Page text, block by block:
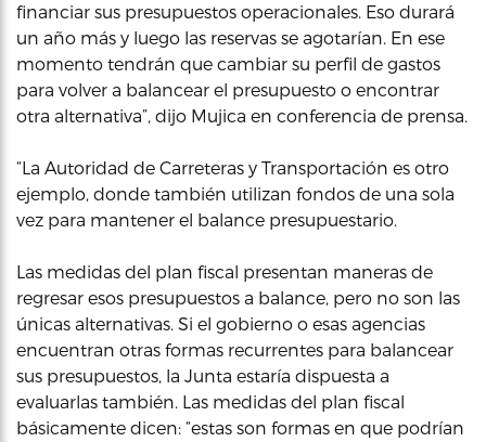
financiar sus presupuestos operacionales. Eso durará
un año más y luego las reservas se agotarían. En ese
momento tendrán que cambiar su perfil de gastos
para volver a balancear el presupuesto o encontrar
otra alternativa”, dijo Mujica en conferencia de prensa.
“La Autoridad de Carreteras y Transportación es otro
ejemplo, donde también utilizan fondos de una sola
vez para mantener el balance presupuestario.
Las medidas del plan fiscal presentan maneras de
regresar esos presupuestos a balance, pero no son las
únicas alternativas. Si el gobierno o esas agencias
encuentran otras formas recurrentes para balancear
sus presupuestos, la Junta estaría dispuesta a
evaluarlas también. Las medidas del plan fiscal
básicamente dicen: “estas son formas en que podrían